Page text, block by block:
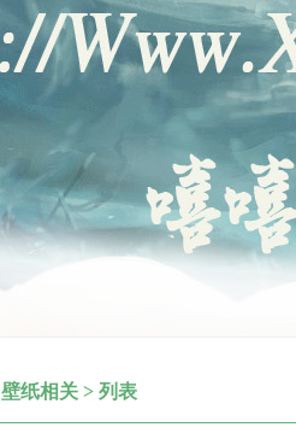
壁纸相关 > 列表